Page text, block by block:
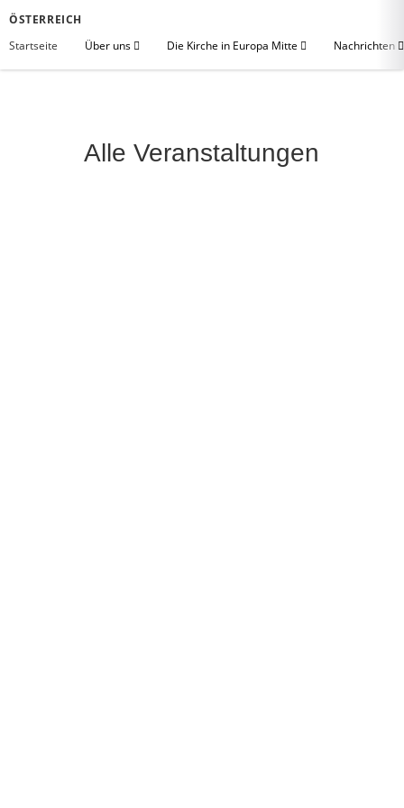
ÖSTERREICH
Startseite
Über uns Die Kirche in Europa Mitte Nachrichten
Alle Veranstaltungen